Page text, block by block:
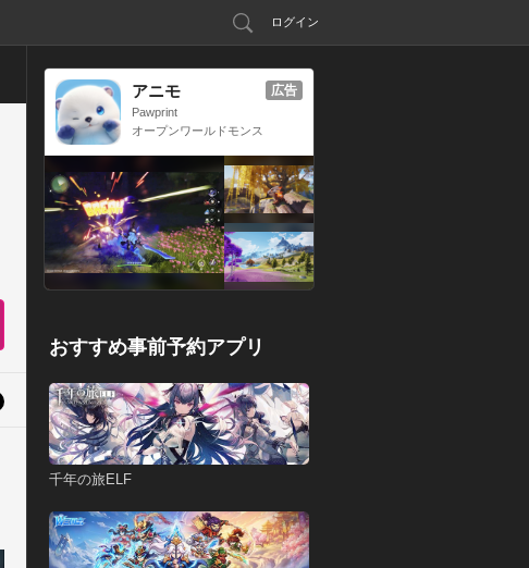
ログイン
アニモ
Pawprint
オープンワールドモンス
広告
おすすめ事前予約アプリ
千年の旅ELF